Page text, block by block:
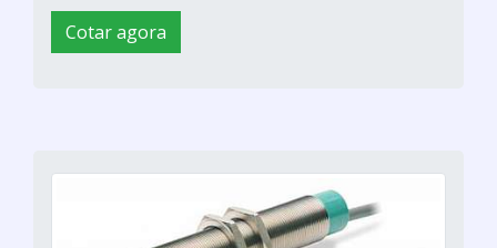
Cotar agora